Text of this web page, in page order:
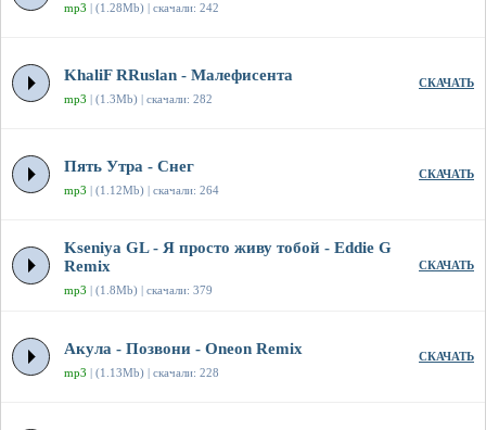
mp3 | (1.28Mb) | скачали: 242
KhaliF RRuslan - Малефисента
mp3 | (1.3Mb) | скачали: 282
СКАЧАТЬ
Пять Утра - Снег
mp3 | (1.12Mb) | скачали: 264
СКАЧАТЬ
Kseniya GL - Я просто живу тобой - Eddie G
Remix
mp3 | (1.8Mb) | скачали: 379
СКАЧАТЬ
Акула - Позвони - Oneon Remix
mp3 | (1.13Mb) | скачали: 228
СКАЧАТЬ